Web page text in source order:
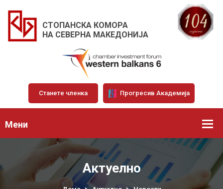
СТОПАНСКА КОМОРА
НА СЕВЕРНА МАКЕДОНИЈА
Станете членка Прогресив Академија
Мени
Актуелно